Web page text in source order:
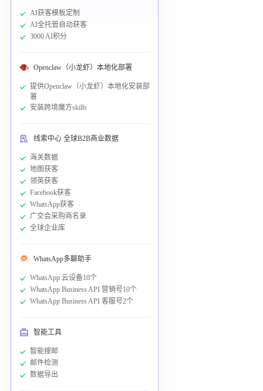
AI获客模板定制
AI全托管自动获客
3000 AI积分
Openclaw（小龙虾）本地化部署
提供Openclaw（小龙虾）本地化安装部
署
安装跨境魔方skills
线索中心 全球B2B商业数据
海关数据
地图获客
领英获客
Facebook获客
WhatsApp获客
广交会采购商名录
全球企业库
WhatsApp多聊助手
WhatsApp 云设备10个
WhatsApp Business API 营销号10个
WhatsApp Business API 客服号2个
智能工具
智能搜邮
邮件检测
数据导出